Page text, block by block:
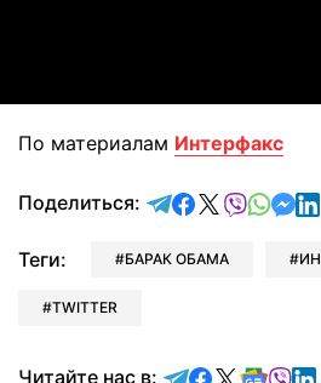
По материалам Интерфакс
Поделиться: отправить в
поделиться
Теги: БАРАК ОБАМА
TWITTER
Читайте нас в: Читайте в
Читайте в
Читайте